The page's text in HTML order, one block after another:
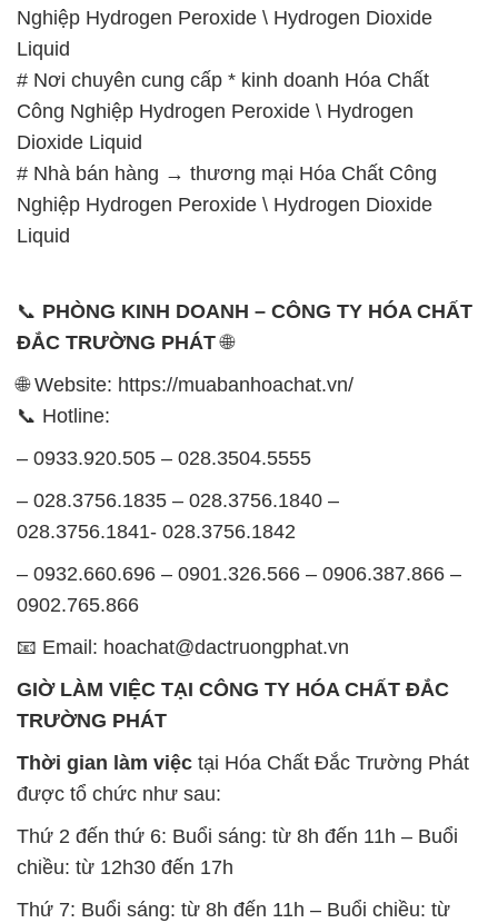
Nghiệp Hydrogen Peroxide \ Hydrogen Dioxide
Liquid
# Nơi chuyên cung cấp * kinh doanh Hóa Chất
Công Nghiệp Hydrogen Peroxide \ Hydrogen
Dioxide Liquid
# Nhà bán hàng → thương mại Hóa Chất Công
Nghiệp Hydrogen Peroxide \ Hydrogen Dioxide
Liquid
📞 PHÒNG KINH DOANH – CÔNG TY HÓA CHẤT
ĐẮC TRƯỜNG PHÁT🌐
🌐 Website: https://muabanhoachat.vn/
📞 Hotline:
– 0933.920.505 – 028.3504.5555
– 028.3756.1835 – 028.3756.1840 –
028.3756.1841- 028.3756.1842
– 0932.660.696 – 0901.326.566 – 0906.387.866 –
0902.765.866
📧 Email: hoachat@dactruongphat.vn
GIỜ LÀM VIỆC TẠI CÔNG TY HÓA CHẤT ĐẮC
TRƯỜNG PHÁT
Thời gian làm việc tại Hóa Chất Đắc Trường Phát
được tổ chức như sau:
Thứ 2 đến thứ 6: Buổi sáng: từ 8h đến 11h – Buổi
chiều: từ 12h30 đến 17h
Thứ 7: Buổi sáng: từ 8h đến 11h – Buổi chiều: từ